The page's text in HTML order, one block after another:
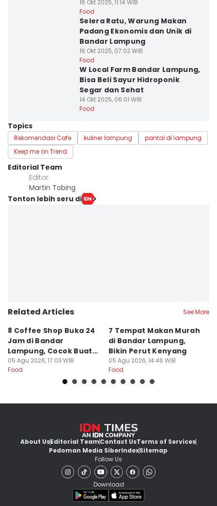
16 Okt 2025, 11:14 WIB
Food
Selera Ratu, Warung Makan
Padang Ekonomis dan Unik di
Bandar Lampung
16 Okt 2025, 07:02 WIB
Food
W Local Farm Bandar Lampung,
Bisa Beli Sayur Hidroponik
Segar dan Sehat
14 Okt 2025, 06:01 WIB
Food
Topics
Rekomendasi Cafe kuliner lampung
pantai di lampung
Keep me on Trend
Editorial Team
Editor
Martin Tobing
Tonton lebih seru di
Related Articles See More
8 Coffee Shop Buka 24
Jam di Bandar
Lampung, Cocok Buat
Begadang
05 Agu 2026, 17:03 WIB
Food
7 Tempat Makan Murah
di Bandar Lampung,
Bikin Perut Kenyang
05 Agu 2026, 14:46 WIB
Food
About UsEditorial TeamContact UsTerms of Services
Pedoman Media SiberIndexSitemap
Follow Us
Download